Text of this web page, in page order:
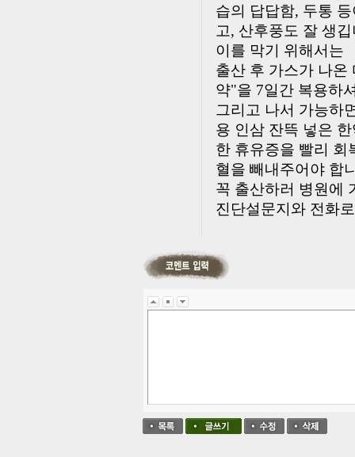
습의 답답함, 두통
고, 산후풍도 잘 생
이를 막기 위해서는
출산 후 가스가 나온
약"을 7일간 복용하
그리고 나서 가능하
용 인삼 잔뜩 넣은
한 휴유증을 빨리 회
혈을 빼내주어야 합
꼭 출산하러 병원에
진단설문지와 전화